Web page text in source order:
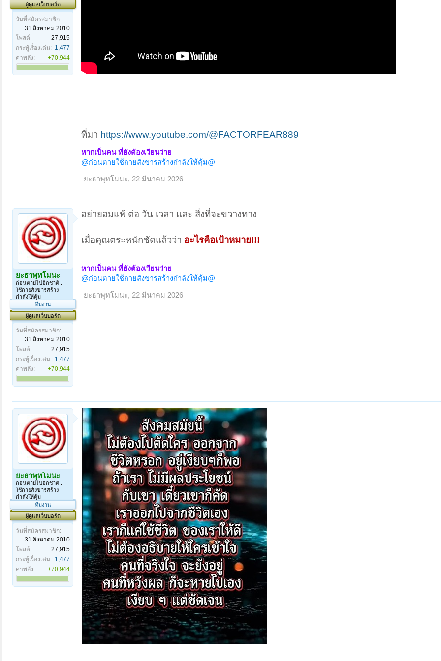
ผู้ดูแลเว็บบอร์ด
วันที่สมัครสมาชิก:
31 สิงหาคม 2010
โพสต์:
27,915
กระทู้เรื่องเด่น: 1,477
ค่าพลัง:
+70,944
ที่มา https://www.youtube.com/@FACTORFEAR889
หากเป็นคน ที่ยังต้องเวียนว่าย
@ก่อนตายใช้กายสังขารสร้างกำลังให้คุ้ม@
ยะธาพุทโมนะ, 22 มีนาคม 2026
ยะธาพุทโมนะ
ก่อนตายไปอีกชาติ ..
ใช้กายสังขารสร้าง
กำลังให้คุ้ม
ทีมงาน
ผู้ดูแลเว็บบอร์ด
วันที่สมัครสมาชิก:
31 สิงหาคม 2010
โพสต์:
27,915
กระทู้เรื่องเด่น: 1,477
ค่าพลัง:
+70,944
อย่ายอมแพ้ ต่อ วัน เวลา และ สิ่งที่จะขวางทาง
เมื่อคุณตระหนักชัดแล้วว่า อะไรคือเป้าหมาย!!!
หากเป็นคน ที่ยังต้องเวียนว่าย
@ก่อนตายใช้กายสังขารสร้างกำลังให้คุ้ม@
ยะธาพุทโมนะ, 22 มีนาคม 2026
ยะธาพุทโมนะ
ก่อนตายไปอีกชาติ ..
ใช้กายสังขารสร้าง
กำลังให้คุ้ม
ทีมงาน
ผู้ดูแลเว็บบอร์ด
วันที่สมัครสมาชิก:
31 สิงหาคม 2010
โพสต์:
27,915
กระทู้เรื่องเด่น: 1,477
ค่าพลัง:
+70,944